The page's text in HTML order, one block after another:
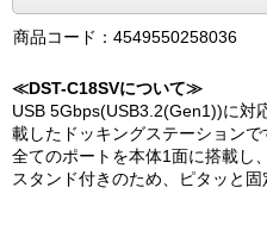
商品コード：4549550258036
≪DST-C18SVについて≫
USB 5Gbps(USB3.2(Gen1))に対
載したドッキングステーションで
全てのポートを本体1面に搭載し
スタンド付きのため、ピタッと固